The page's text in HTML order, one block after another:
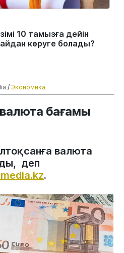
10 тамызға дейін
көруге болады?
/ Экономика
бағамы
валюта
деп
.